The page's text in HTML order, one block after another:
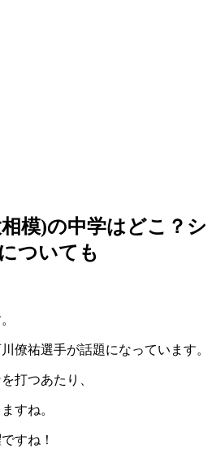
模)の中学はどこ？シ
ついても
僚祐選手が話題になっています。
打つあたり、
すね。
すね！